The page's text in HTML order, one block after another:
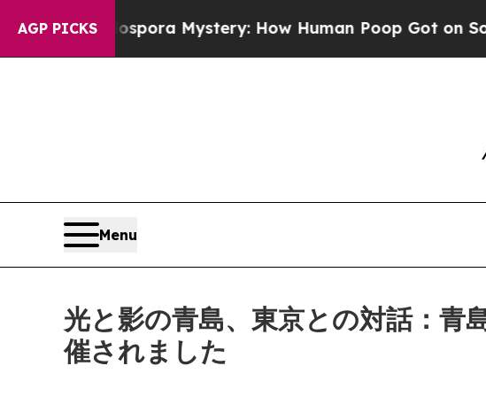
AGP PICKS
Mystery: How Human Poop Got on So Much Lettuce
Menu
光と影の青島、東京との対話：青
催されました